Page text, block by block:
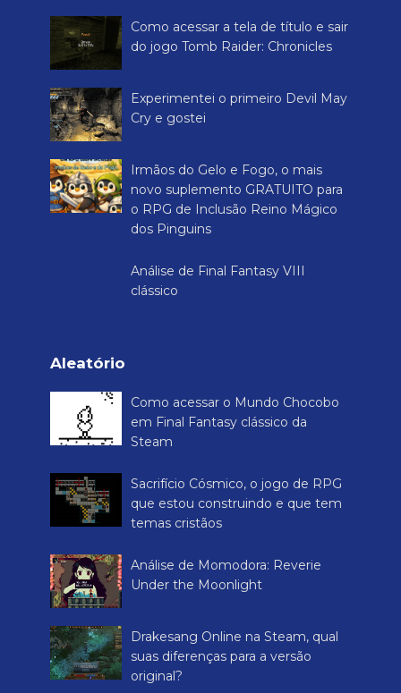
Como acessar a tela de título e sair
do jogo Tomb Raider: Chronicles
Experimentei o primeiro Devil May
Cry e gostei
Irmãos do Gelo e Fogo, o mais
novo suplemento GRATUITO para
o RPG de Inclusão Reino Mágico
dos Pinguins
Análise de Final Fantasy VIII
clássico
Aleatório
Como acessar o Mundo Chocobo
em Final Fantasy clássico da
Steam
Sacrifício Cósmico, o jogo de RPG
que estou construindo e que tem
temas cristãos
Análise de Momodora: Reverie
Under the Moonlight
Drakesang Online na Steam, qual
suas diferenças para a versão
original?